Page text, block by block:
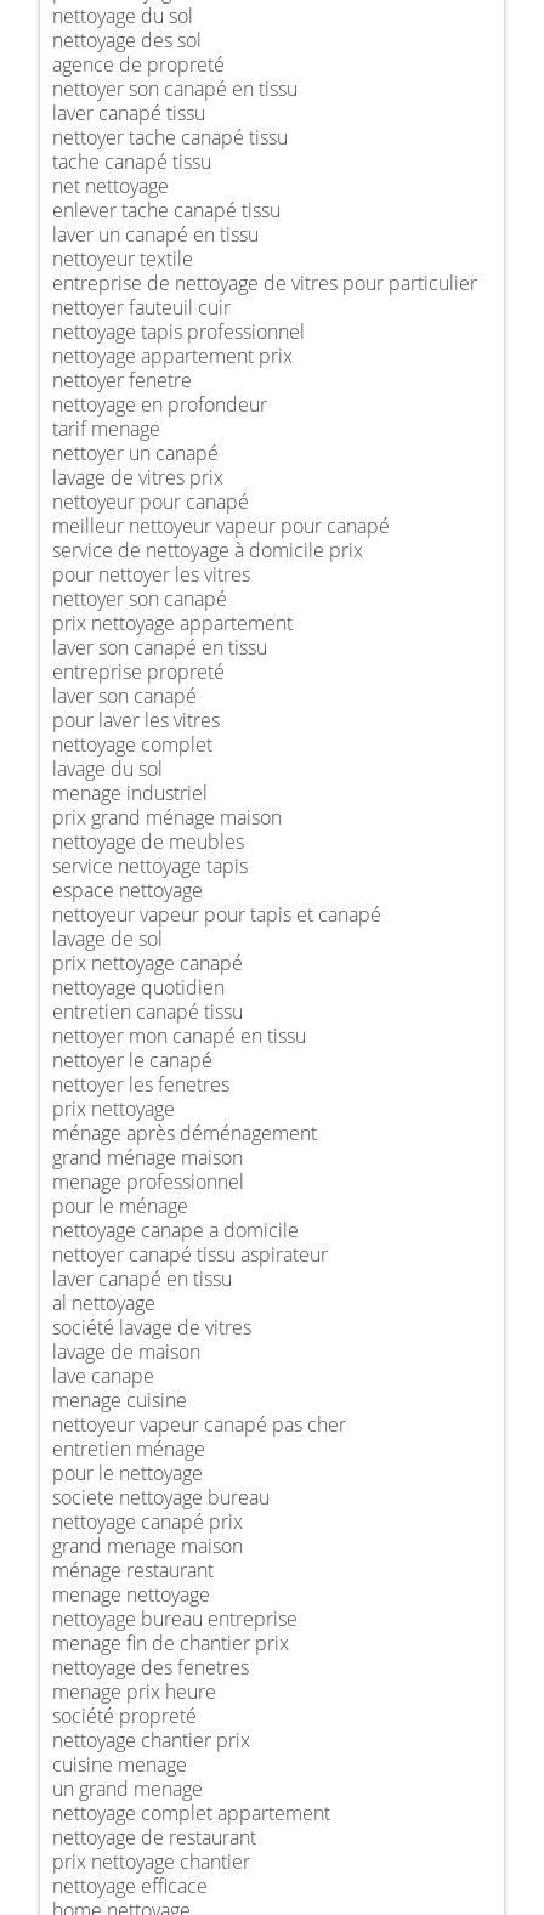
nettoyage du sol
nettoyage des sol
agence de propreté
nettoyer son canapé en tissu
laver canapé tissu
nettoyer tache canapé tissu
tache canapé tissu
net nettoyage
enlever tache canapé tissu
laver un canapé en tissu
nettoyeur textile
entreprise de nettoyage de vitres pour particulier
nettoyer fauteuil cuir
nettoyage tapis professionnel
nettoyage appartement prix
nettoyer fenetre
nettoyage en profondeur
tarif menage
nettoyer un canapé
lavage de vitres prix
nettoyeur pour canapé
meilleur nettoyeur vapeur pour canapé
service de nettoyage à domicile prix
pour nettoyer les vitres
nettoyer son canapé
prix nettoyage appartement
laver son canapé en tissu
entreprise propreté
laver son canapé
pour laver les vitres
nettoyage complet
lavage du sol
menage industriel
prix grand ménage maison
nettoyage de meubles
service nettoyage tapis
espace nettoyage
nettoyeur vapeur pour tapis et canapé
lavage de sol
prix nettoyage canapé
nettoyage quotidien
entretien canapé tissu
nettoyer mon canapé en tissu
nettoyer le canapé
nettoyer les fenetres
prix nettoyage
ménage après déménagement
grand ménage maison
menage professionnel
pour le ménage
nettoyage canape a domicile
nettoyer canapé tissu aspirateur
laver canapé en tissu
al nettoyage
société lavage de vitres
lavage de maison
lave canape
menage cuisine
nettoyeur vapeur canapé pas cher
entretien ménage
pour le nettoyage
societe nettoyage bureau
nettoyage canapé prix
grand menage maison
ménage restaurant
menage nettoyage
nettoyage bureau entreprise
menage fin de chantier prix
nettoyage des fenetres
menage prix heure
société propreté
nettoyage chantier prix
cuisine menage
un grand menage
nettoyage complet appartement
nettoyage de restaurant
prix nettoyage chantier
nettoyage efficace
home nettoyage